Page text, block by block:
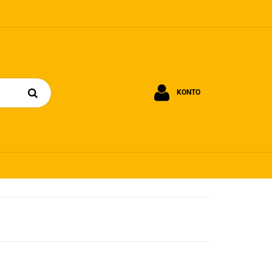
KONTO